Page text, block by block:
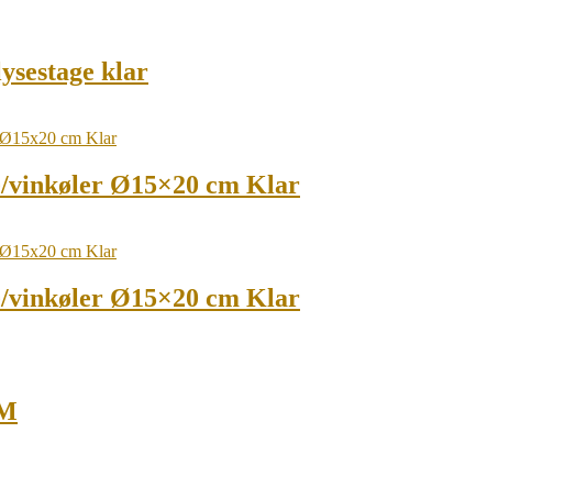
klar
vinkøler Ø15×20 cm Klar
vinkøler Ø15×20 cm Klar